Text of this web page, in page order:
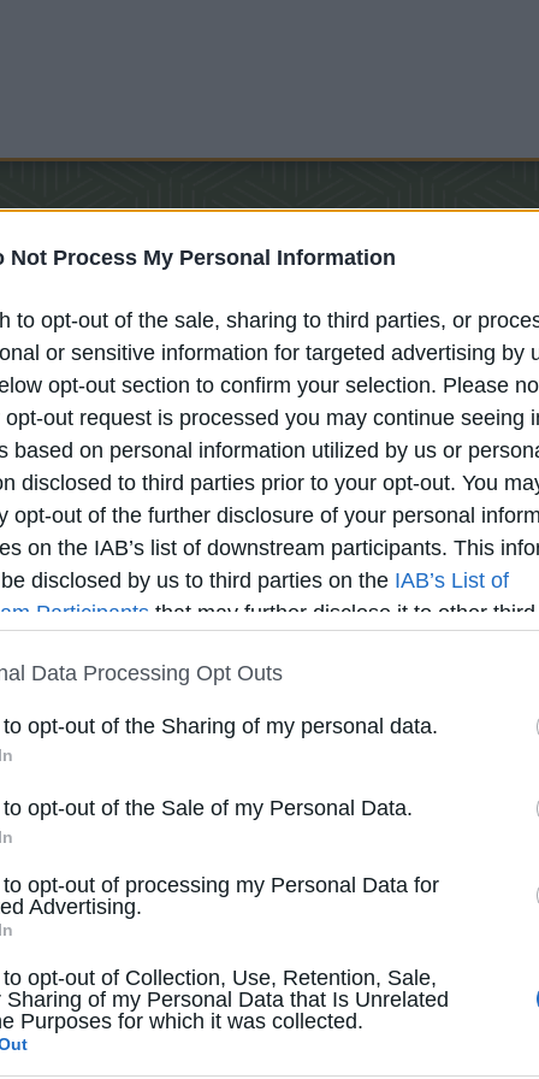
Not Process My Personal Information
to opt-out of the sale, sharing to third parties, or
or sensitive information for targeted advertising by
opt-out section to confirm your selection. Please
out request is processed you may continue seeing
based on personal information utilized by us or
disclosed to third parties prior to your opt-out. You
opt-out of the further disclosure of your personal
on the IAB’s list of downstream participants. This
disclosed by us to third parties on the IAB’s List of
Participants that may further disclose it to other third
that this website/app uses one or more Google
You may click to grant or deny consent to
tags to use your data for below specified purposes in
Data Processing Opt Outs
opt-out of the Sharing of my personal data.
opt-out of the Sale of my Personal Data.
opt-out of processing my Personal Data for
Advertising.
opt-out of Collection, Use, Retention, Sale,
Sharing of my Personal Data that Is Unrelated
Purposes for which it was collected.
(betűrendben):
és működésére; speciális kutatási területe a
és Magyarországon.
forradalom és szabadságharc története.
haditengerészet története.
század hadművészete és a napóleoni háborúk, az utóbbi
a török háborúk hadifogoly-kérdésével, illetve Hadik
kutatási területe a 17/18. század fordulójának
időszaka.
ezen belül a háború kitörésének körülményei és
forradalom és szabadságharc története, különös tekintettel
részvétele a második világháborúban.
története.
Intézet és Múzeum munkatársa. Kutatási területe
szabadságharc eseményeinek és következményeinek
Az MTA Történeti Bizottsága II. világháborús
epizódjában a poltavai csatában
górcső alá.
erőteljesek, mozgékonyak, jól
és az ínséget is, született
XI. Károly és XII. Károly)
az államgépezet és az egyház is a
állami propagandát, nyilvántartást
A tábori lelkészek a